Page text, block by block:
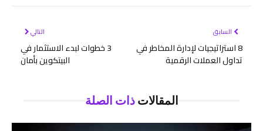
السابق
8 استراتيجيات لإدارة المخاطر في
تداول العملات الرقمية
التالي
3 خطوات لبدء الاستثمار في
البيتكوين بأمان
المقالاتذات الصلة